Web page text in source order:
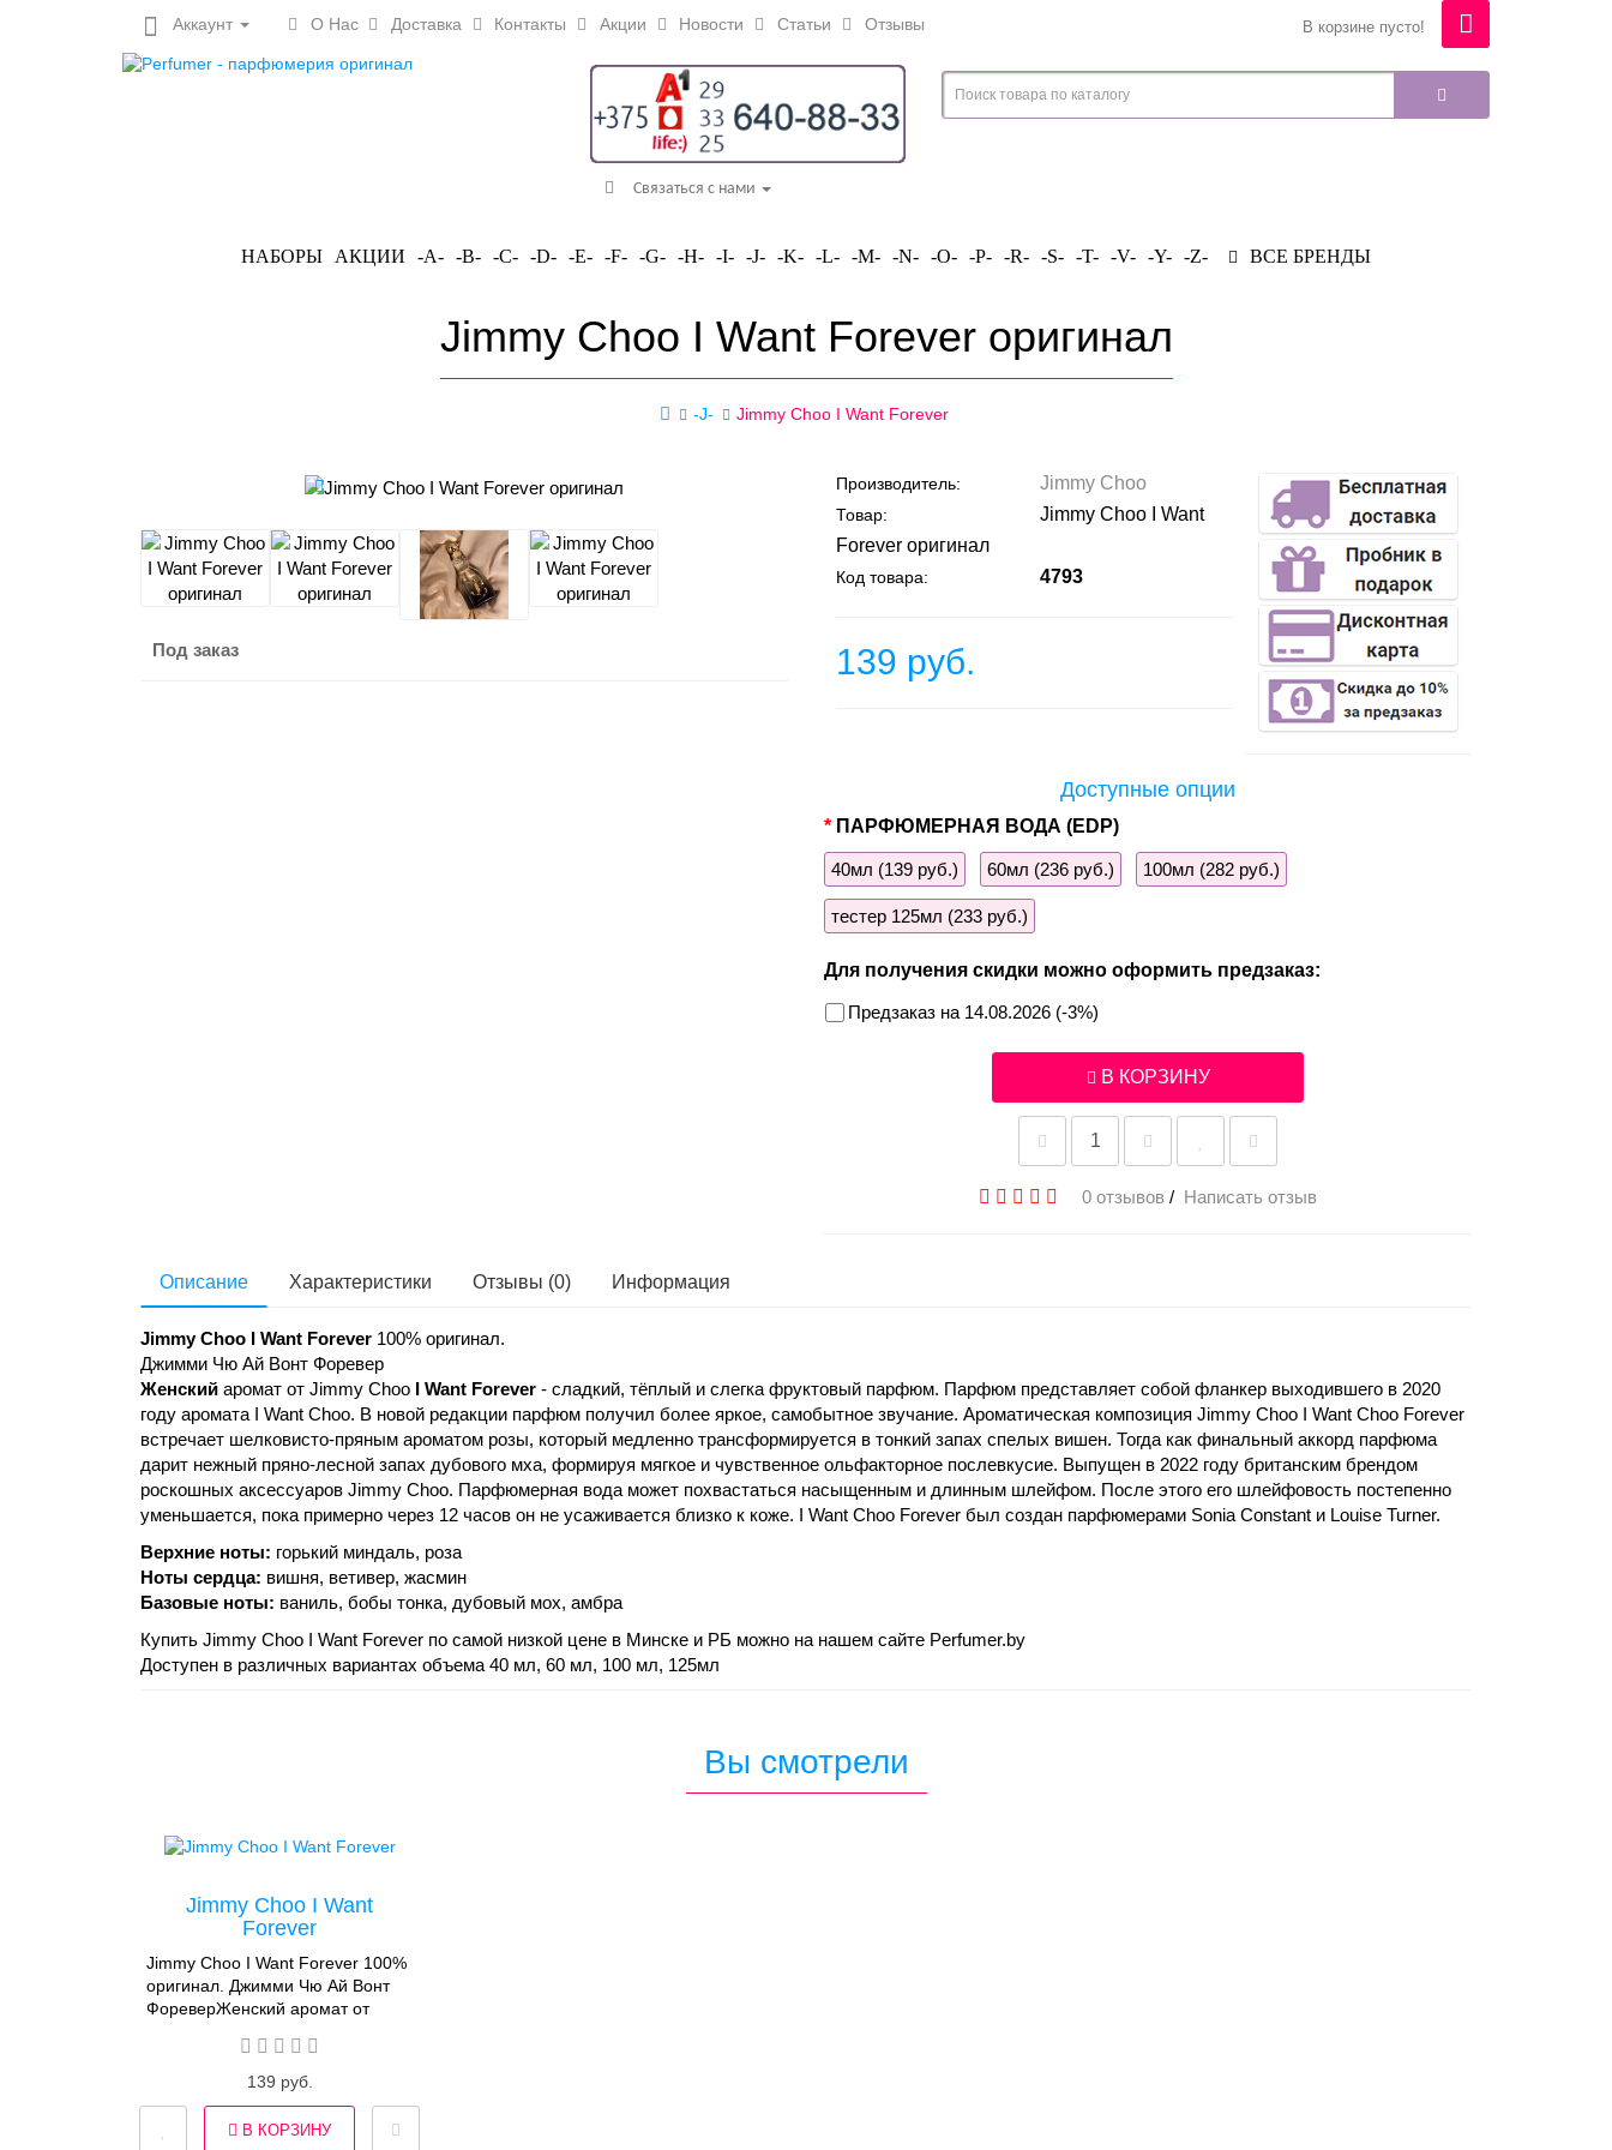
Аккаунт О Нас Доставка Контакты Акции Новости Статьи Отзывы В корзине пусто!
Связаться с нами
НАБОРЫ АКЦИИ -A- -B- -C- -D- -E- -F- -G- -H- -I- -J- -K- -L- -M- -N- -O- -P- -R- -S- -T- -V- -Y- -Z- ВСЕ БРЕНДЫ
Jimmy Choo I Want Forever оригинал
-J- Jimmy Choo I Want Forever
Под заказ
Производитель: Jimmy Choo
Товар:
Jimmy Choo I Want
Forever оригинал
Код товара: 4793
139 руб.
Доступные опции
ПАРФЮМЕРНАЯ ВОДА (EDP)
40мл (139 руб.) 60мл (236 руб.) 100мл (282 руб.)
тестер 125мл (233 руб.)
Для получения скидки можно оформить предзаказ:
Предзаказ на 14.08.2026 (-3%)
В КОРЗИНУ
0 отзывов / Написать отзыв
Описание Характеристики Отзывы (0) Информация
Jimmy Choo I Want Forever 100% оригинал.
Джимми Чю Ай Вонт Форевер
Женский аромат от Jimmy Choo I Want Forever - сладкий, тёплый и слегка фруктовый парфюм. Парфюм представляет собой фланкер выходившего в 2020
году аромата I Want Choo. В новой редакции парфюм получил более яркое, самобытное звучание. Ароматическая композиция Jimmy Choo I Want Choo Forever
встречает шелковисто-пряным ароматом розы, который медленно трансформируется в тонкий запах спелых вишен. Тогда как финальный аккорд парфюма
дарит нежный пряно-лесной запах дубового мха, формируя мягкое и чувственное ольфакторное послевкусие. Выпущен в 2022 году британским брендом
роскошных аксессуаров Jimmy Choo. Парфюмерная вода может похвастаться насыщенным и длинным шлейфом. После этого его шлейфовость постепенно
уменьшается, пока примерно через 12 часов он не усаживается близко к коже. I Want Choo Forever был создан парфюмерами Sonia Constant и Louise Turner.
Верхние ноты: горький миндаль, роза
Ноты сердца: вишня, ветивер, жасмин
Базовые ноты: ваниль, бобы тонка, дубовый мох, амбра
Купить Jimmy Choo I Want Forever по самой низкой цене в Минске и РБ можно на нашем сайте Perfumer.by
Доступен в различных вариантах объема 40 мл, 60 мл, 100 мл, 125мл
Вы смотрели
Jimmy Choo I Want
Forever
Jimmy Choo I Want Forever 100%
оригинал. Джимми Чю Ай Вонт
ФореверЖенский аромат от
Forever - сладкий, тёплый и
слегка фруктовый
собой фланкер выходившего в
2020 году аромата I Want Choo.
139 руб.
В КОРЗИНУ